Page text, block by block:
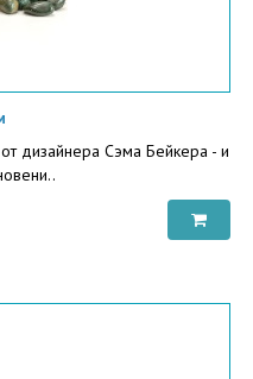
дизайнера Сэма Бейкера - и